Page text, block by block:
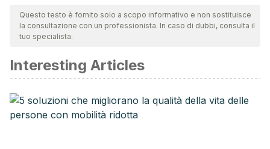
Questo testo è fornito solo a scopo informativo e non sostituisce
la consultazione con un professionista. In caso di dubbi, consulta il
tuo specialista.
Interesting Articles